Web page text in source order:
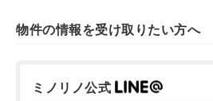
物件の情報を受け取りたい方へ
ミノリノ公式